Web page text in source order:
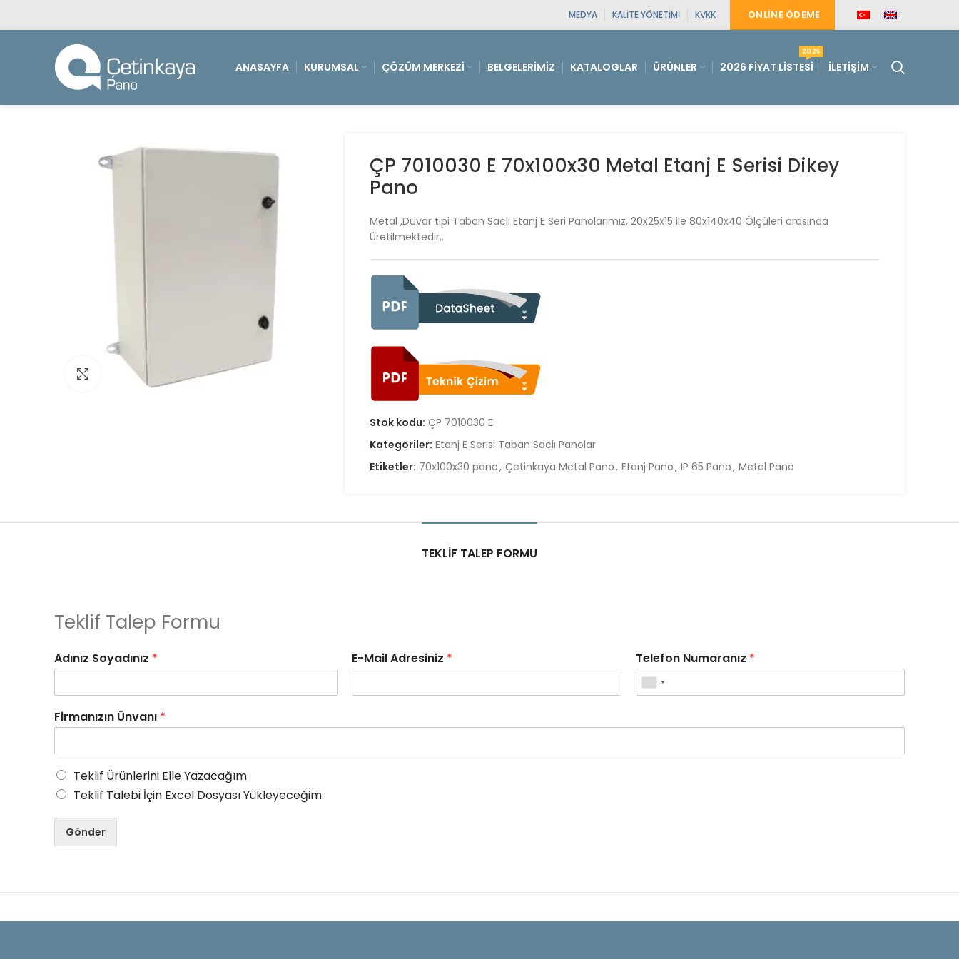
MEDYA KALITE YÖNETIMI KVKK ONLINE ÖDEME
ANASAYFA KURUMSAL ÇÖZÜM MERKEZI BELGELERIMIZ KATALOGLAR ÜRÜNLER 2026 FIYAT LISTESI
2026
İLETIŞIM
Click to enlarge
ÇP 7010030 E 70x100x30 Metal Etanj E Serisi Dikey
Pano
Metal ,Duvar tipi Taban Saclı Etanj E Seri Panolarımız, 20x25x15 ile 80x140x40 Ölçüleri arasında
Üretilmektedir..
Stok kodu: ÇP 7010030 E
Kategoriler: Etanj E Serisi Taban Saclı Panolar
Etiketler: 70x100x30 pano, Çetinkaya Metal Pano, Etanj Pano, IP 65 Pano, Metal Pano
TEKLIF TALEP FORMU
Teklif Talep Formu
Adınız Soyadınız * E-Mail Adresiniz * Telefon Numaranız *
Firmanızın Ünvanı *
Teklif Ürünlerini Elle Yazacağım
Teklif Talebi İçin Excel Dosyası Yükleyeceğim.
Gönder